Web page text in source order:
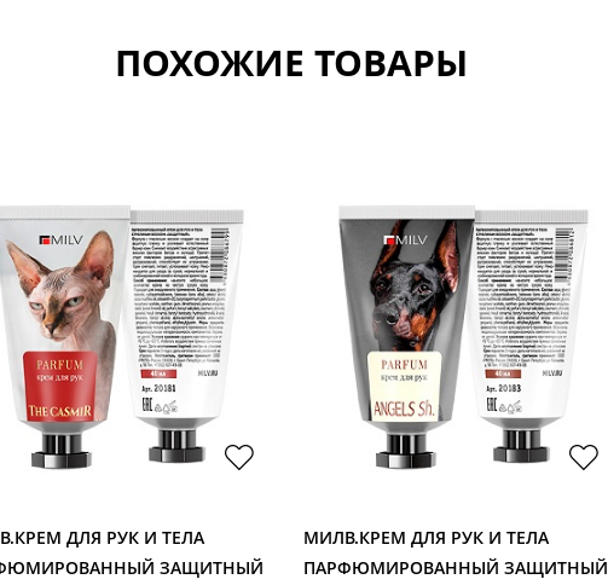
ПОХОЖИЕ ТОВАРЫ
ДЛЯ РУК И ТЕЛА
ЗАЩИТНЫЙ
МИЛВ.КРЕМ ДЛЯ РУК И ТЕЛА
ПАРФЮМИРОВАННЫЙ ЗАЩИТНЫЙ